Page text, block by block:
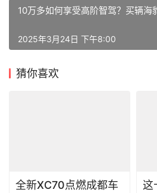
10万多如何享受高阶智驾？买辆海
2025年3月24日 下午8:00
猜你喜欢
全新XC70点燃成都车
这